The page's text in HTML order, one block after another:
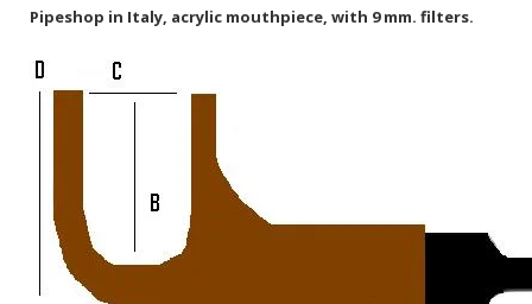
Pipeshop in Italy, acrylic mouthpiece, with 9 mm. filters.